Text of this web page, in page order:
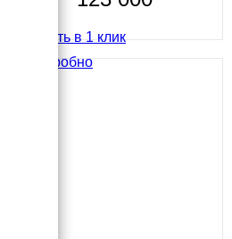
Купить в 1 клик
Подробно